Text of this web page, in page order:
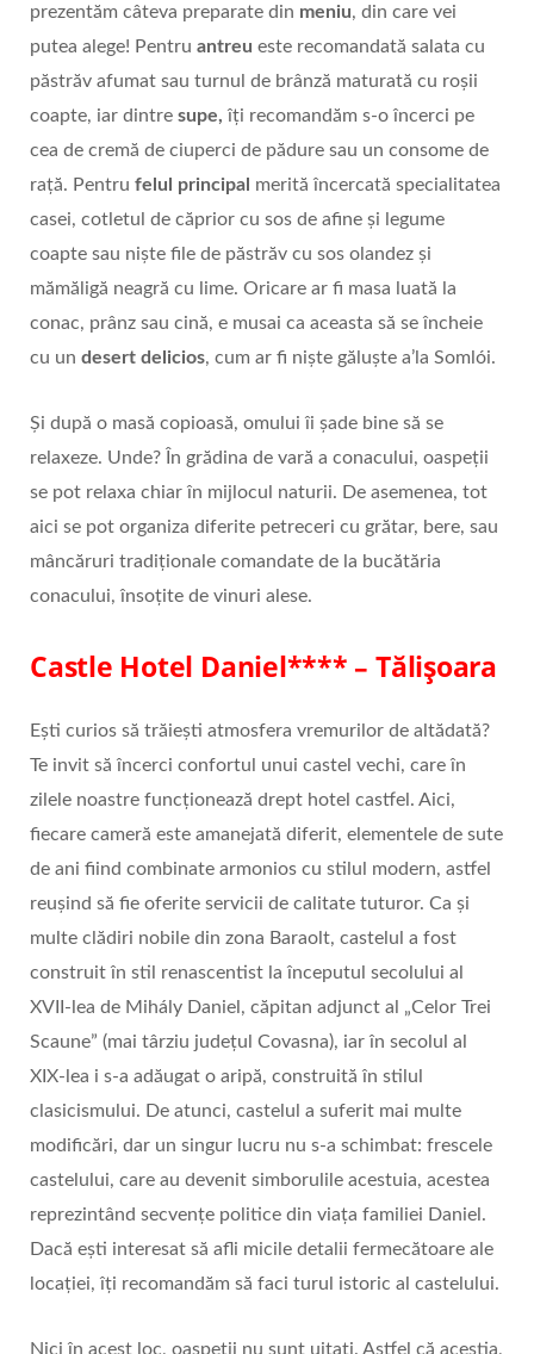
prezentăm câteva preparate din meniu, din care vei
putea alege! Pentru antreu este recomandată salata cu
păstrăv afumat sau turnul de brânză maturată cu roșii
coapte, iar dintre supe, îți recomandăm s-o încerci pe
cea de cremă de ciuperci de pădure sau un consome de
rață. Pentru felul principal merită încercată specialitatea
casei, cotletul de căprior cu sos de afine și legume
coapte sau niște file de păstrăv cu sos olandez și
mămăligă neagră cu lime. Oricare ar fi masa luată la
conac, prânz sau cină, e musai ca aceasta să se încheie
cu un desert delicios, cum ar fi niște găluşte a’la Somlói.
Și după o masă copioasă, omului îi șade bine să se
relaxeze. Unde? În grădina de vară a conacului, oaspeții
se pot relaxa chiar în mijlocul naturii. De asemenea, tot
aici se pot organiza diferite petreceri cu grătar, bere, sau
mâncăruri tradiționale comandate de la bucătăria
conacului, însoțite de vinuri alese.
Castle Hotel Daniel**** – Tălișoara
Ești curios să trăiești atmosfera vremurilor de altădată?
Te invit să încerci confortul unui castel vechi, care în
zilele noastre funcționează drept hotel castfel. Aici,
fiecare cameră este amanejată diferit, elementele de sute
de ani fiind combinate armonios cu stilul modern, astfel
reușind să fie oferite servicii de calitate tuturor. Ca și
multe clădiri nobile din zona Baraolt, castelul a fost
construit în stil renascentist la începutul secolului al
XVII-lea de Mihály Daniel, căpitan adjunct al „Celor Trei
Scaune” (mai târziu județul Covasna), iar în secolul al
XIX-lea i s-a adăugat o aripă, construită în stilul
clasicismului. De atunci, castelul a suferit mai multe
modificări, dar un singur lucru nu s-a schimbat: frescele
castelului, care au devenit simborulile acestuia, acestea
reprezintând secvențe politice din viața familiei Daniel.
Dacă ești interesat să afli micile detalii fermecătoare ale
locației, îți recomandăm să faci turul istoric al castelului.
Nici în acest loc, oaspeții nu sunt uitați. Astfel că aceștia,